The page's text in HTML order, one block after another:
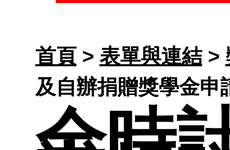
本系
系所成
首頁> 表單與連結>
及自辦捐贈獎學金申